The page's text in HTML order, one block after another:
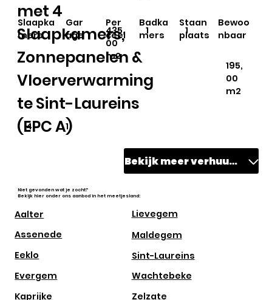
met 4
Slaapkamers,
Zonnepanelen &
Vloerverwarming
te Sint-Laureins
(EPC A)
Gar
age
Bewoo
nbaar
Staan
plaats
Badka
mers
Slaapka
mers
Per
ceel
195,
00
m2
1
1
435,
00
m2
1
4
Bekijk meer verhuurd
Niet gevonden wat je zocht?
Bekijk hier onder ons aanbod in het meetjesland:
Zelzate
Wachtebeke
Sint-Laureins
Maldegem
Lievegem
Kaprijke
Evergem
Eeklo
Assenede
Aalter